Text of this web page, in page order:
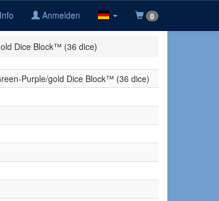
Info Anmelden 0
Dice Block™ (36 dice)
Purple/gold Dice Block™ (36 dice)